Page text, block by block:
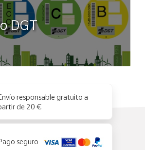
DGT
responsable gratuito a
de 20 €
seguro